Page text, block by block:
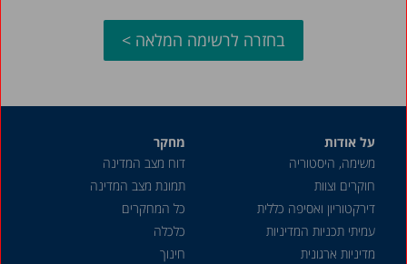
בחזרה לרשימה המלאה >
על אודות
משימה, היסטוריה
חוקרים וצוות
דירקטוריון ואסיפה כללית
עמיתי תכניות המדיניות
מדיניות ארגונית
מחקר
דוח מצב המדינה
תמונת מצב המדינה
כל המחקרים
כלכלה
חינוך